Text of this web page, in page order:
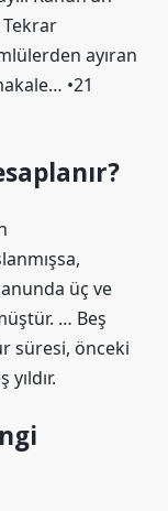
ayıran
•21
üç ve
… Beş
süresi, önceki